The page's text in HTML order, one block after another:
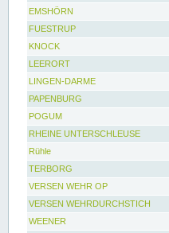
EMSHÖRN
FUESTRUP
KNOCK
LEERORT
LINGEN-DARME
PAPENBURG
POGUM
RHEINE UNTERSCHLEUSE
Rühle
TERBORG
VERSEN WEHR OP
VERSEN WEHRDURCHSTICH
WEENER